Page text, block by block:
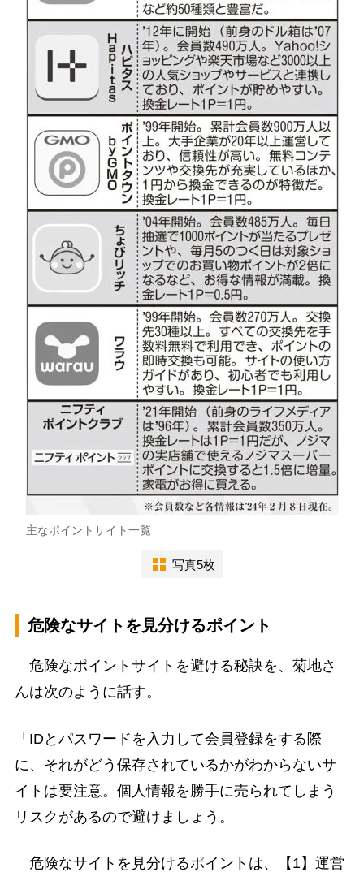
主なポイントサイト一覧
写真5枚
危険なサイトを見分けるポイント
危険なポイントサイトを避ける秘訣を、菊地さ
んは次のように話す。
「IDとパスワードを入力して会員登録をする際
に、それがどう保存されているかがわからないサ
イトは要注意。個人情報を勝手に売られてしまう
リスクがあるので避けましょう。
危険なサイトを見分けるポイントは、【1】運営